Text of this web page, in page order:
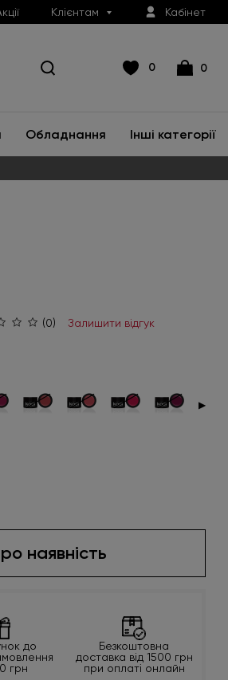
Клієнтам Кабінет
0 0
Обладнання Інші категорії
(0) Залишити відгук
▶
наявність
до
грн
Безкоштовна
доставка від 1500 грн
при оплаті онлайн